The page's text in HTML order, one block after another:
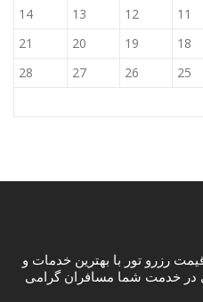
11
12
13
14
18
19
20
21
25
26
27
28
رزرو تور با بهترین خدمات و
در خدمت شما مسافران گرامی